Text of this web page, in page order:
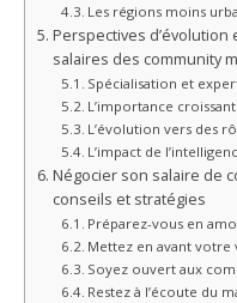
Les régions moins
Perspectives
salaires des community
Spécialisation et
L’importance
L’évolution vers des
L’impact de
Négocier son salaire de
conseils et stratégies
Préparez-vous en
Mettez en avant votre
Soyez ouvert aux
Restez à l’écoute du